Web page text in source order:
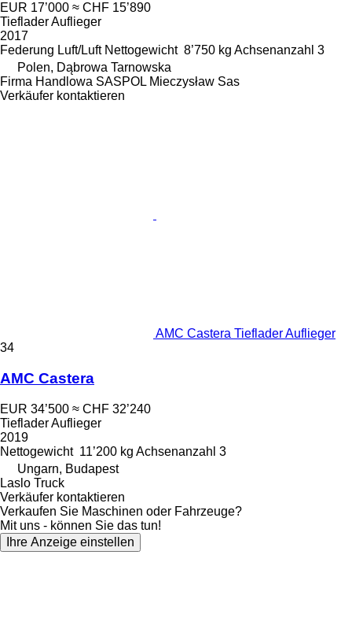
EUR 17’000 ≈ CHF 15’890
Tieflader Auflieger
2017
Federung Luft/Luft Nettogewicht 8’750 kg Achsenanzahl 3
Polen, Dąbrowa Tarnowska
Firma Handlowa SASPOL Mieczysław Sas
Verkäufer kontaktieren
AMC Castera Tieflader Auflieger
34
AMC Castera
EUR 34’500 ≈ CHF 32’240
Tieflader Auflieger
2019
Nettogewicht 11’200 kg Achsenanzahl 3
Ungarn, Budapest
Laslo Truck
Verkäufer kontaktieren
Verkaufen Sie Maschinen oder Fahrzeuge?
Mit uns - können Sie das tun!
Ihre Anzeige einstellen